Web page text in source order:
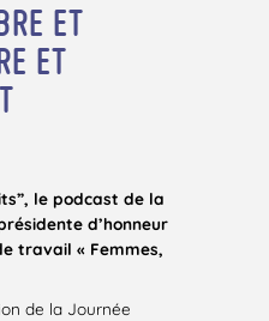
ET
ET
le podcast de la
d’honneur
travail « Femmes,
de la Journée